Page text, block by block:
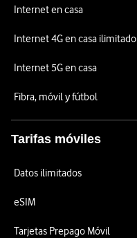
Internet en casa
Internet 4G en casa ilimitado
Internet 5G en casa
Fibra, móvil y fútbol
Tarifas móviles
Datos ilimitados
eSIM
Tarjetas Prepago Móvil